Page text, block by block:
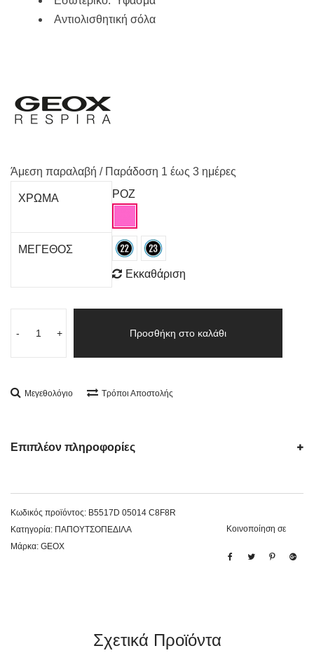
Αντιολισθητική σόλα
Άμεση παραλαβή / Παράδoση 1 έως 3 ημέρες
ΧΡΩΜΑ ΡΟΖ
ΜΕΓΕΘΟΣ
Εκκαθάριση
- + Προσθήκη στο καλάθι
Μεγεθολόγιο Τρόποι Αποστολής
Επιπλέον πληροφορίες
Κωδικός προϊόντος: B5517D 05014 C8F8R
Κατηγορία: ΠΑΠΟΥΤΣΟΠΕΔΙΛΑ
Μάρκα: GEOX
Κοινοποίηση σε
Σχετικά Προϊόντα